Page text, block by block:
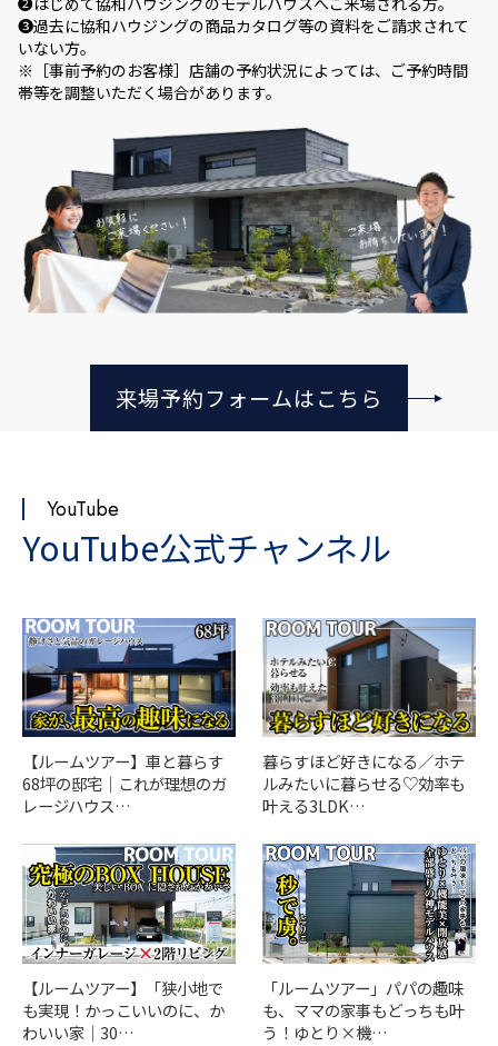
❸過去に協和ハウジングの商品カタログ等の資料をご請求されて
いない方。
※［事前予約のお客様］店舗の予約状況によっては、ご予約時間
帯等を調整いただく場合があります。
来場予約フォームはこちら
YouTube
YouTube公式チャンネル
【ルームツアー】車と暮らす
68坪の邸宅｜これが理想のガ
レージハウス…
暮らすほど好きになる／ホテ
ルみたいに暮らせる♡効率も
叶える3LDK…
【ルームツアー】「狭小地で
も実現！かっこいいのに、か
わいい家｜30…
「ルームツアー」パパの趣味
も、ママの家事もどっちも叶
う！ゆとり×機…